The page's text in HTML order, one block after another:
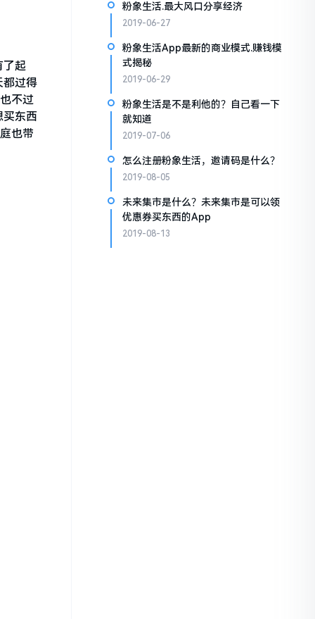
了起
都过得
不过
买东西
也带
粉象生活.最大风口分享经济
2019-06-27
粉象生活App最新的商业模式.赚钱模
式揭秘
2019-06-29
粉象生活是不是利他的？自己看一下
就知道
2019-07-06
怎么注册粉象生活，邀请码是什么？
2019-08-05
未来集市是什么？未来集市是可以领
优惠券买东西的App
2019-08-13